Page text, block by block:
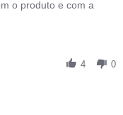
satisfeito com
o produto e com a
4 0